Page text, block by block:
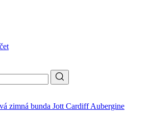
zimná bunda Jott Cardiff Aubergine